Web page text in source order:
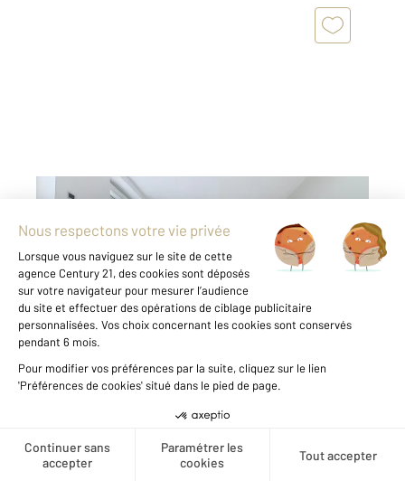
Créer une alerte
REIMS 51
Ref : 17966
Appartement T4 à vendre
189 900 €
REIMS - Secteur JEAN JAURES Mieux qu'un
appartement, venez découvrir cette maison en
copropriété offrant au rdc: un séjour, une
cuisine et une salle de douche. Au 1er étage,
possibilité dressing ou salle ...